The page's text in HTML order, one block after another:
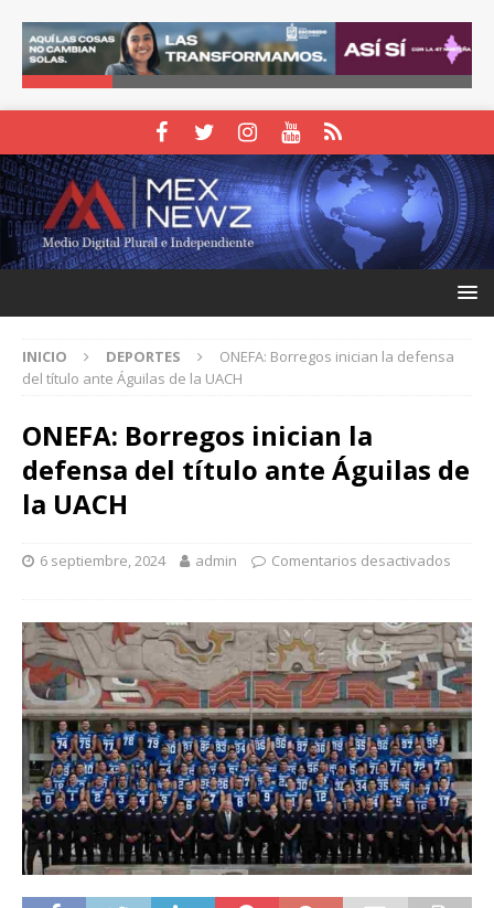
INICIO DEPORTES
ONEFA: Borregos inician la defensa
del título ante Águilas de la UACH
ONEFA: Borregos inician la
defensa del título ante Águilas de
la UACH
6 septiembre, 2024 admin Comentarios desactivados